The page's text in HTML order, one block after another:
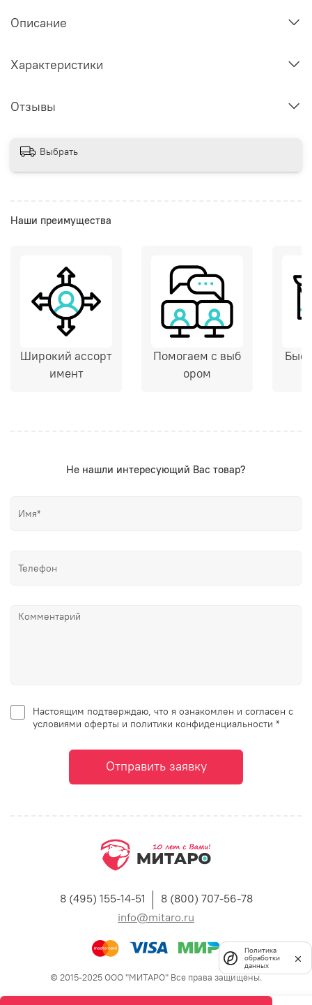
Описание
Характеристики
Отзывы
Выбрать
Наши преимущества
Широкий ассорт
имент
Помогаем с выб
ором
Не нашли интересующий Вас товар?
Настоящим подтверждаю, что я ознакомлен и согласен с
условиями оферты и политики конфиденциальности *
Отправить заявку
8 (495) 155-14-51
8 (800) 707-56-78
info@mitaro.ru
© 2015-2025 ООО "МИТАРО" Все права защищены.
Политика
обработки
данных